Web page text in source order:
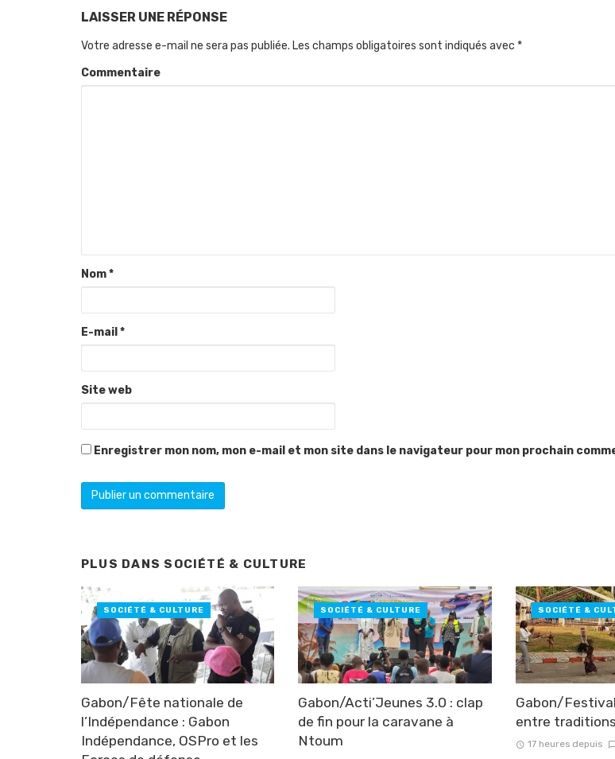
LAISSER UNE RÉPONSE
Votre adresse e-mail ne sera pas publiée. Les champs obligatoires sont indiqués avec *
Commentaire
Nom*
E-mail *
Site web
Enregistrer mon nom, mon e-mail et mon site dans le navigateur pour mon prochain
PLUS DANS SOCIÉTÉ & CULTURE
Gabon/Fête nationale de
l’Indépendance : Gabon
Indépendance, OSPro et les
SOCIÉTÉ & CULTURE
Gabon/Acti’Jeunes 3.0 : clap
de fin pour la caravane à
Ntoum
SOCIÉTÉ & CULTURE
Gabon/
entre
17 heures depuis
SOCIÉTÉ &